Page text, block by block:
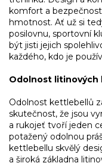
komfort a
hmotnost. Ať už si
posilovnu, sportovní
být jisti jejich
každého, kdo je
Odolnost
Odolnost kettlebellů
skutečnost, že jsou
a rukojeť tvoří jeden
potažený odolnou
kettlebellu skvělý
a široká základna